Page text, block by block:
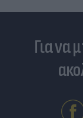
Για να